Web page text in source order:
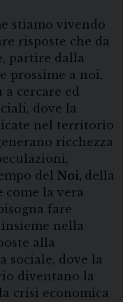
stiamo vivendo
risposte che da
partire dalla
prossime a noi,
cercare ed
dove la
nel territorio
ricchezza
del Noi, della
come la vera
fare
nella
alla
sociale, dove la
diventano la
crisi economica